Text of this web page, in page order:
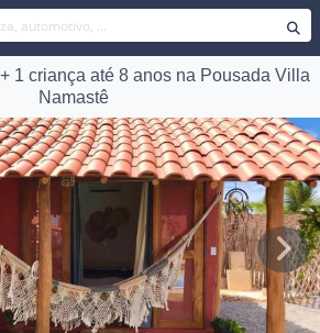
1 criança até 8 anos na Pousada Villa
Namastê
Next